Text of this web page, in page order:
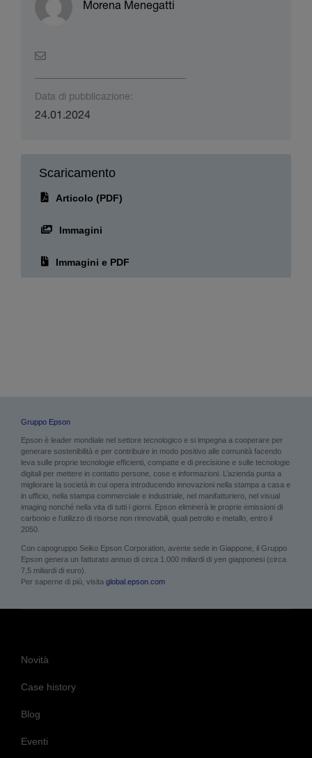
Morena Menegatti
Data di pubblicazione:
24.01.2024
Scaricamento
Articolo (PDF)
Immagini
Immagini e PDF
Gruppo Epson
Epson è leader mondiale nel settore tecnologico e si impegna a cooperare per
generare sostenibilità e per contribuire in modo positivo alle comunità facendo
leva sulle proprie tecnologie efficienti, compatte e di precisione e sulle tecnologie
digitali per mettere in contatto persone, cose e informazioni. L’azienda punta a
migliorare la società in cui opera introducendo innovazioni nella stampa a casa e
in ufficio, nella stampa commerciale e industriale, nel manifatturiero, nel visual
imaging nonché nella vita di tutti i giorni. Epson eliminerà le proprie emissioni di
carbonio e l’utilizzo di risorse non rinnovabili, quali petrolio e metallo, entro il
2050.
Con capogruppo Seiko Epson Corporation, avente sede in Giappone, il Gruppo
Epson genera un fatturato annuo di circa 1.000 miliardi di yen giapponesi (circa
7,5 miliardi di euro).
Per saperne di più, visita global.epson.com
Novità
Case history
Blog
Eventi